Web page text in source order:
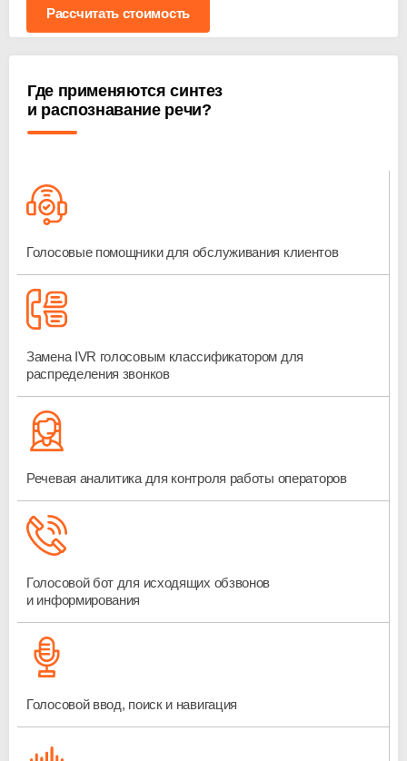
Рассчитать стоимость
Где применяются синтез
и распознавание речи?
Голосовые помощники для обслуживания клиентов
Замена IVR голосовым классификатором для
распределения звонков
Речевая аналитика для контроля работы операторов
Голосовой бот для исходящих обзвонов
и информирования
Голосовой ввод, поиск и навигация